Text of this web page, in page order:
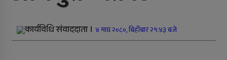
काँक्रेविहारलाई विश्वस्तरीय पर्यटन केन्द्र
सल्यानमा खोरेत रोग नियन्त्रणका लागि
कार्यविधि संवाददाता । ४ माघ २०८०, बिहीबार २१:४३ बजे